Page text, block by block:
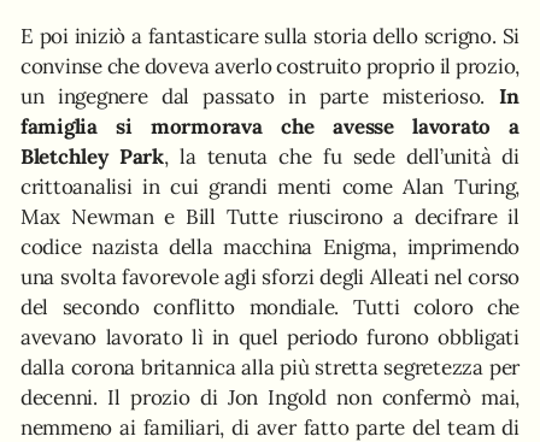
E poi iniziò a fantasticare sulla storia dello scrigno. Si
convinse che doveva averlo costruito proprio il prozio,
un ingegnere dal passato in parte misterioso. In
famiglia si mormorava che avesse lavorato a
Bletchley Park, la tenuta che fu sede dell’unità di
crittoanalisi in cui grandi menti come Alan Turing,
Max Newman e Bill Tutte riuscirono a decifrare il
codice nazista della macchina Enigma, imprimendo
una svolta favorevole agli sforzi degli Alleati nel corso
del secondo conflitto mondiale. Tutti coloro che
avevano lavorato lì in quel periodo furono obbligati
dalla corona britannica alla più stretta segretezza per
decenni. Il prozio di Jon Ingold non confermò mai,
nemmeno ai familiari, di aver fatto parte del team di